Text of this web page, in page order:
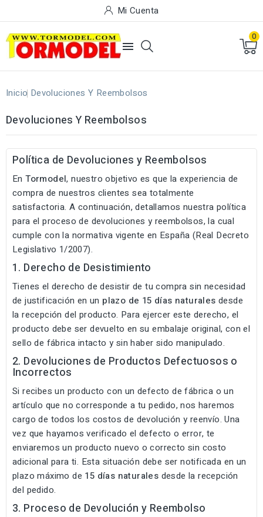
Mi Cuenta

0
Inicio Devoluciones Y Reembolsos
Devoluciones Y Reembolsos
Política de Devoluciones y Reembolsos
EnTormodel, nuestro objetivo es que la experiencia de
compra de nuestros clientes sea totalmente
satisfactoria. A continuación, detallamos nuestra política
para el proceso de devoluciones y reembolsos, la cual
cumple con la normativa vigente en España (Real Decreto
Legislativo 1/2007).
1. Derecho de Desistimiento
Tienes el derecho de desistir de tu compra sin necesidad
de justificación en un plazo de 15 días naturales desde
la recepción del producto. Para ejercer este derecho, el
producto debe ser devuelto en su embalaje original, con el
sello de fábrica intacto y sin haber sido manipulado.
2. Devoluciones de Productos Defectuosos o
Incorrectos
Si recibes un producto con un defecto de fábrica o un
artículo que no corresponde a tu pedido, nos haremos
cargo de todos los costos de devolución y reenvío. Una
vez que hayamos verificado el defecto o error, te
enviaremos un producto nuevo o correcto sin costo
adicional para ti. Esta situación debe ser notificada en un
plazo máximo de 15 días naturales desde la recepción
del pedido.
3. Proceso de Devolución y Reembolso